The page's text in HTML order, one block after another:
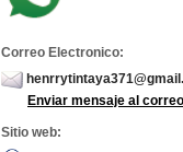
Correo Electronico:
Enviar mensaje al correo
Sitio web: